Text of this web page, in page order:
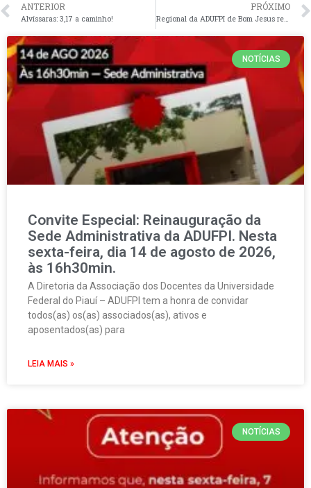
ANTERIOR
Alvíssaras: 3,17 a caminho!
PRÓXIMO
Regional da ADUFPI de Bom Jesus realiza o Seminário “O Contexto Financeiro das Instituições e Ensino Superior: destaque para o orçamento do CPCE 2021”
NOTÍCIAS
Convite Especial: Reinauguração da
Sede Administrativa da ADUFPI. Nesta
sexta-feira, dia 14 de agosto de 2026,
às 16h30min.
A Diretoria da Associação dos Docentes da Universidade
Federal do Piauí – ADUFPI tem a honra de convidar
todos(as) os(as) associados(as), ativos e
aposentados(as) para
LEIA MAIS »
NOTÍCIAS